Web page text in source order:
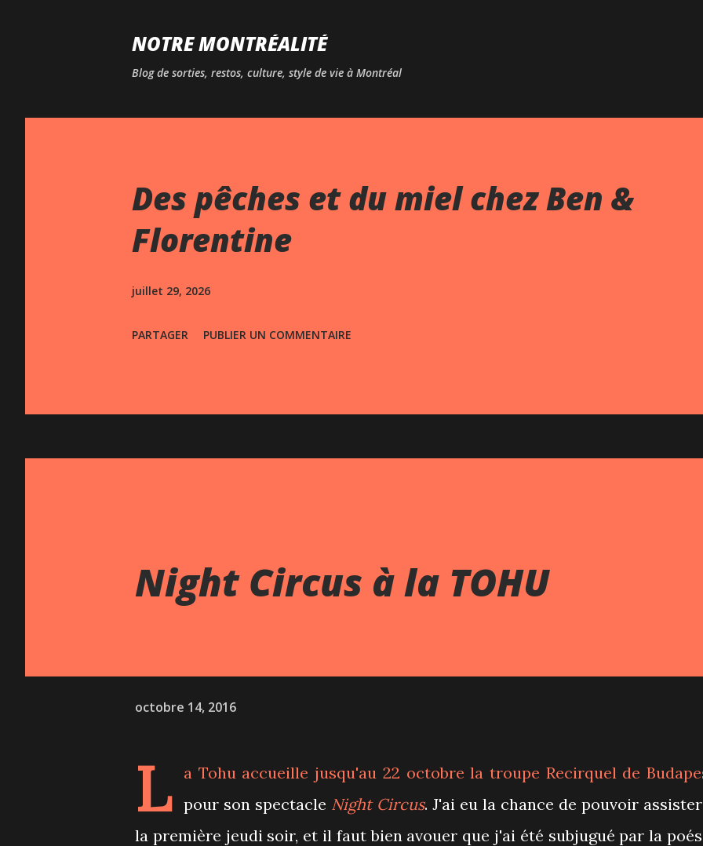
NOTRE MONTRÉALITÉ
Blog de sorties, restos, culture, style de vie à Montréal
Des pêches et du miel chez Ben &
Florentine
juillet 29, 2026
PARTAGER PUBLIER UN COMMENTAIRE
Night Circus à la TOHU
octobre 14, 2016
L a Tohuaccueille jusqu'au 22 octobre la troupe Recirquel de
pour son spectacle Night Circus. J'ai eu la chance de pouvoir
la première jeudi soir, et il faut bien avouer que j'ai été subjugué par la